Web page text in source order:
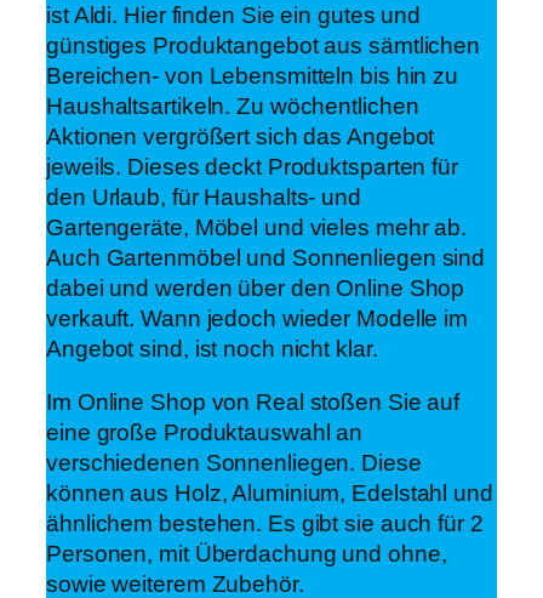
ist Aldi. Hier finden Sie ein gutes und
günstiges Produktangebot aus sämtlichen
Bereichen- von Lebensmitteln bis hin zu
Haushaltsartikeln. Zu wöchentlichen
Aktionen vergrößert sich das Angebot
jeweils. Dieses deckt Produktsparten für
den Urlaub, für Haushalts- und
Gartengeräte, Möbel und vieles mehr ab.
Auch Gartenmöbel und Sonnenliegen sind
dabei und werden über den Online Shop
verkauft. Wann jedoch wieder Modelle im
Angebot sind, ist noch nicht klar.
Im Online Shop von Real stoßen Sie auf
eine große Produktauswahl an
verschiedenen Sonnenliegen. Diese
können aus Holz, Aluminium, Edelstahl und
ähnlichem bestehen. Es gibt sie auch für 2
Personen, mit Überdachung und ohne,
sowie weiterem Zubehör.